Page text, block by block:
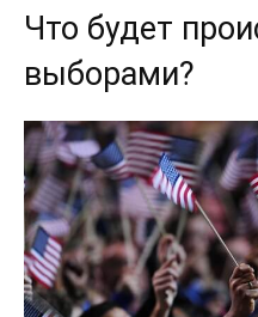
Что будет
выборами?